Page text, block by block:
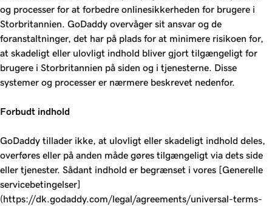
og processer for at forbedre onlinesikkerheden for brugere i
Storbritannien. GoDaddy overvåger sit ansvar og de
foranstaltninger, det har på plads for at minimere risikoen for,
at skadeligt eller ulovligt indhold bliver gjort tilgængeligt for
brugere i Storbritannien på siden og i tjenesterne. Disse
systemer og processer er nærmere beskrevet nedenfor.
Forbudt indhold
GoDaddy tillader ikke, at ulovligt eller skadeligt indhold deles,
overføres eller på anden måde gøres tilgængeligt via dets side
eller tjenester. Sådant indhold er begrænset i vores [Generelle
servicebetingelser]
(https://dk.godaddy.com/legal/agreements/universal-terms-